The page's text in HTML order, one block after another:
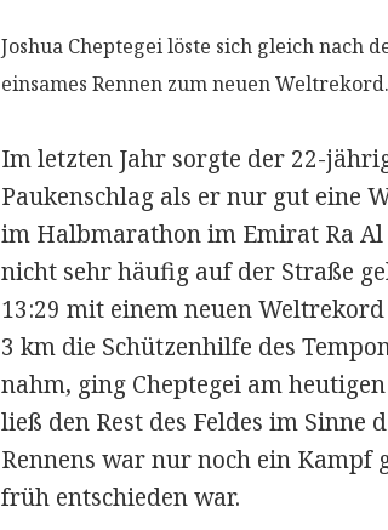
Joshua Cheptegei löste sich gleich nach
einsames Rennen zum neuen
Im letzten Jahr sorgte der 22-
Paukenschlag als er nur gut eine
im Halbmarathon im Emirat Ra
nicht sehr häufig auf der Straße
13:29 mit einem neuen
3 km die Schützenhilfe des
nahm, ging Cheptegei am
ließ den Rest des Feldes im Sinne
Rennens war nur noch ein Kampf
früh entschieden war.